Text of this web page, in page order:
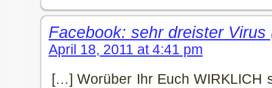
Facebook: sehr dreister Virus
April 18, 2011 at 4:41 pm
[…] Worüber Ihr Euch WIRKLICH